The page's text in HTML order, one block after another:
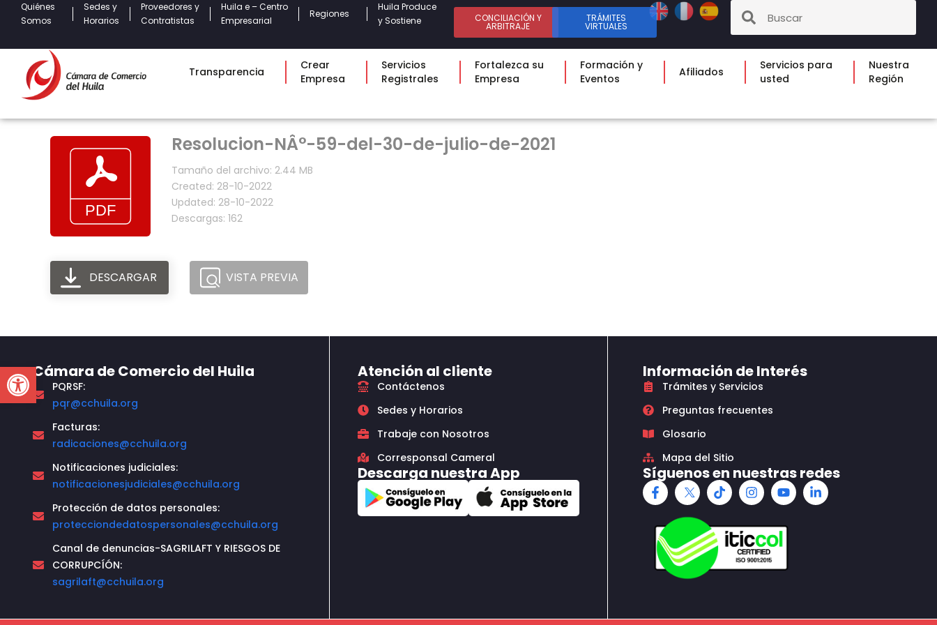
Open toolbar
Quiénes
Somos
Sedes y
Horarios
Proveedores y
Contratistas
Huila e – Centro
Empresarial
Regiones
Huila Produce
y Sostiene
CONCILIACIÓN Y
ARBITRAJE
TRÁMITES
VIRTUALES
Transparencia
Crear
Empresa
Servicios
Registrales
Fortalezca su
Empresa
Formación y
Eventos
Afiliados
Servicios para
usted
Nuestra
Región
Resolucion-NÂ°-59-del-30-de-julio-de-2021
Tamaño del archivo: 2.44 MB
Created: 28-10-2022
Updated: 28-10-2022
Descargas: 162
DESCARGAR VISTA PREVIA
Cámara de Comercio del Huila
PQRSF:
pqr@cchuila.org
Facturas:
radicaciones@cchuila.org
Notificaciones judiciales:
notificacionesjudiciales@cchuila.org
Protección de datos personales:
protecciondedatospersonales@cchuila.org
Canal de denuncias-SAGRILAFT Y RIESGOS DE
CORRUPCÍÓN:
sagrilaft@cchuila.org
Atención al cliente
Contáctenos
Sedes y Horarios
Trabaje con Nosotros
Corresponsal Cameral
Descarga nuestra App
Información de Interés
Trámites y Servicios
Preguntas frecuentes
Glosario
Mapa del Sitio
Síguenos en nuestras redes